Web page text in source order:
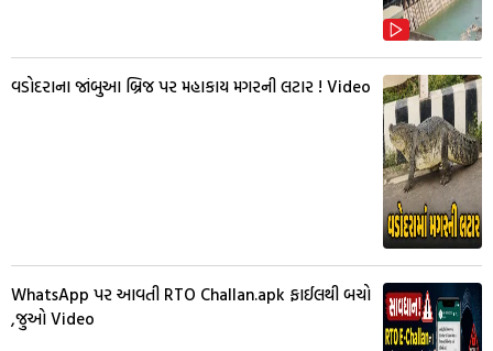
વડોદરાના જાંબુઆ બ્રિજ પર મહાકાય મગરની લટાર ! Video
WhatsApp પર આવતી RTO Challan.apk ફાઈલથી બચો
,જુઓ Video